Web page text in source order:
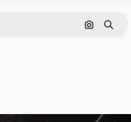
画像で検索
検索